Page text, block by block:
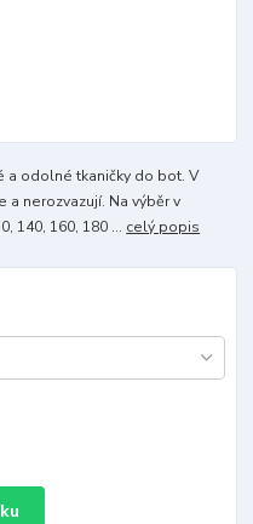
a odolné tkaničky do bot. V
a nerozvazují. Na výběr v
140, 160, 180 ... celý popis